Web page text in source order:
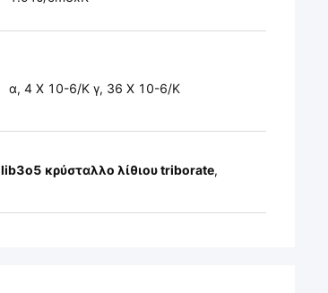
α, 4 Χ 10-6/K γ, 36 Χ 10-6/K
lib3o5 κρύσταλλο λίθιου triborate,